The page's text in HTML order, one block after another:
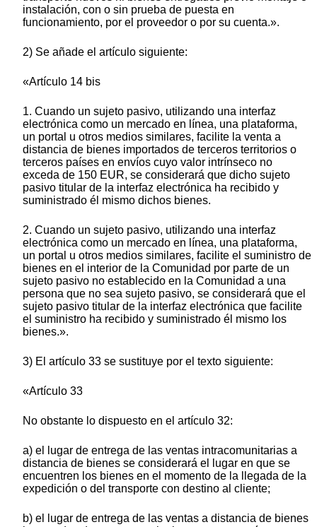
instalación, con o sin prueba de puesta en
funcionamiento, por el proveedor o por su cuenta.».
2) Se añade el artículo siguiente:
«Artículo 14 bis
1. Cuando un sujeto pasivo, utilizando una interfaz
electrónica como un mercado en línea, una plataforma,
un portal u otros medios similares, facilite la venta a
distancia de bienes importados de terceros territorios o
terceros países en envíos cuyo valor intrínseco no
exceda de 150 EUR, se considerará que dicho sujeto
pasivo titular de la interfaz electrónica ha recibido y
suministrado él mismo dichos bienes.
2. Cuando un sujeto pasivo, utilizando una interfaz
electrónica como un mercado en línea, una plataforma,
un portal u otros medios similares, facilite el suministro de
bienes en el interior de la Comunidad por parte de un
sujeto pasivo no establecido en la Comunidad a una
persona que no sea sujeto pasivo, se considerará que el
sujeto pasivo titular de la interfaz electrónica que facilite
el suministro ha recibido y suministrado él mismo los
bienes.».
3) El artículo 33 se sustituye por el texto siguiente:
«Artículo 33
No obstante lo dispuesto en el artículo 32:
a) el lugar de entrega de las ventas intracomunitarias a
distancia de bienes se considerará el lugar en que se
encuentren los bienes en el momento de la llegada de la
expedición o del transporte con destino al cliente;
b) el lugar de entrega de las ventas a distancia de bienes